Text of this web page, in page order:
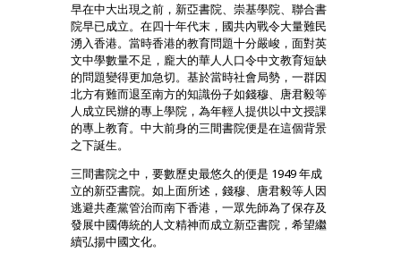
早在中大出現之前，新亞書院、崇基學院、聯合書
院早已成立。在四十年代末，國共內戰令大量難民
湧入香港。當時香港的教育問題十分嚴峻，面對英
文中學數量不足，龐大的華人人口令中文教育短缺
的問題變得更加急切。基於當時社會局勢，一群因
北方有難而退至南方的知識份子如錢穆、唐君毅等
人成立民辦的專上學院，為年輕人提供以中文授課
的專上教育。中大前身的三間書院便是在這個背景
之下誕生。
三間書院之中，要數歷史最悠久的便是 1949 年成
立的新亞書院。如上面所述，錢穆、唐君毅等人因
逃避共產黨管治而南下香港，一眾先師為了保存及
發展中國傳統的人文精神而成立新亞書院，希望繼
續弘揚中國文化。